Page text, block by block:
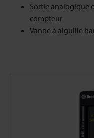
Sortie analogique
compteur
Vanne à aiguille